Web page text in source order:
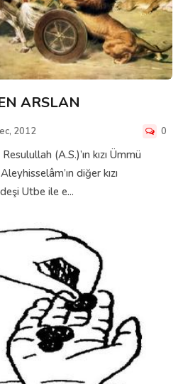
ARSLAN
2012 0
(A.S.)’ın kızı Ümmü
diğer kızı
Utbe ile e...